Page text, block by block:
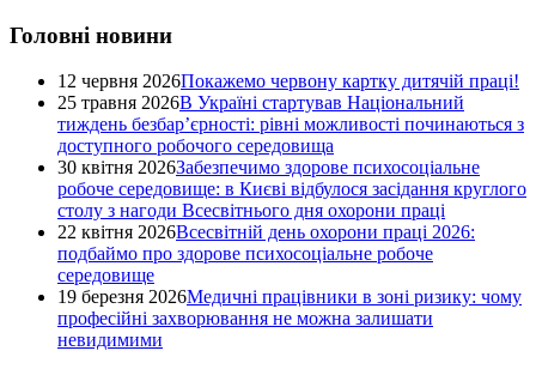
Головні новини
12 червня 2026Покажемо червону картку дитячій праці!
25 травня 2026В Україні стартував Національний
тиждень безбар’єрності: рівні можливості починаються з
доступного робочого середовища
30 квітня 2026Забезпечимо здорове психосоціальне
робоче середовище: в Києві відбулося засідання круглого
столу з нагоди Всесвітнього дня охорони праці
22 квітня 2026Всесвітній день охорони праці 2026:
подбаймо про здорове психосоціальне робоче
середовище
19 березня 2026Медичні працівники в зоні ризику: чому
професійні захворювання не можна залишати
невидимими